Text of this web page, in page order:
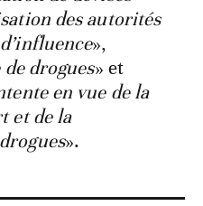
des autorités
»,
drogues» et
en vue de la
et de la
».